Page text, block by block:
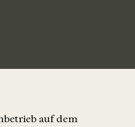
auf dem